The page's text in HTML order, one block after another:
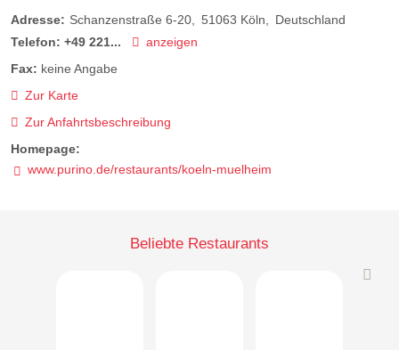
Adresse: Schanzenstraße 6-20 51063 Köln
Deutschland
Telefon: +49 221...
anzeigen
Fax: keine Angabe
Zur Karte
Zur Anfahrtsbeschreibung
Homepage:
www.purino.de/restaurants/koeln-muelheim
Beliebte Restaurants